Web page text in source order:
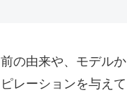
の由来や、モデルか
レーションを与えて